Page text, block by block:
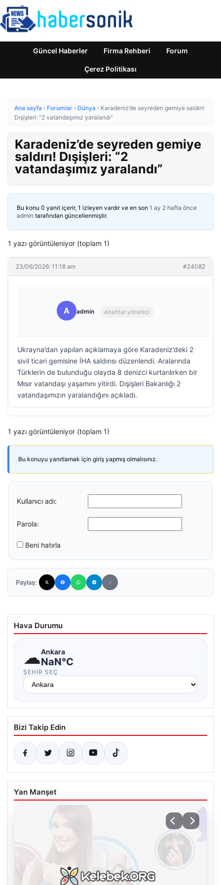
Güncel Haberler Firma Rehberi Forum
Çerez Politikası
Ana sayfa › Forumlar › Dünya › Karadeniz’de seyreden gemiye saldırı!
Dışişleri: “2 vatandaşımız yaralandı”
Karadeniz’de seyreden gemiye
saldırı! Dışişleri: “2
vatandaşımız yaralandı”
Bu konu 0 yanıt içerir, 1 izleyen vardır ve en son 1 ay 2 hafta önce
admin tarafından güncellenmiştir.
1 yazı görüntüleniyor (toplam 1)
23/06/2026: 11:18 am #24082
A admin Anahtar yönetici
Ukrayna’dan yapılan açıklamaya göre Karadeniz’deki 2
sivil ticari gemisine İHA saldırısı düzenlendi. Aralarında
Türklerin de bulunduğu olayda 8 denizci kurtarılırken bir
Mısır vatandaşı yaşamını yitirdi. Dışişleri Bakanlığı 2
vatandaşımızın yaralandığını açıkladı.
1 yazı görüntüleniyor (toplam 1)
Bu konuyu yanıtlamak için giriş yapmış olmalısınız.
Kullanıcı adı:
Parola:
Beni hatırla
Paylaş:
Hava Durumu
☁Ankara
NaN°C
ŞEHIR SEÇ
Bizi Takip Edin
Yan Manşet